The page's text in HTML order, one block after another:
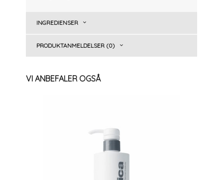
INGREDIENSER
PRODUKTANMELDELSER (0)
VI ANBEFALER OGSÅ